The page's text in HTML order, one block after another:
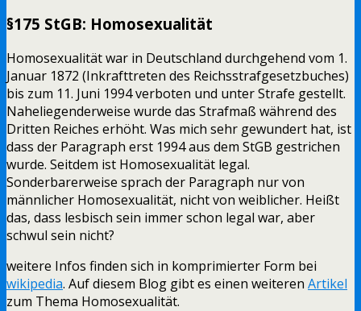
§175 StGB: Homosexualität
Homosexualität war in Deutschland durchgehend vom 1.
Januar 1872 (Inkrafttreten des Reichsstrafgesetzbuches)
bis zum 11. Juni 1994 verboten und unter Strafe gestellt.
Naheliegenderweise wurde das Strafmaß während des
Dritten Reiches erhöht. Was mich sehr gewundert hat, ist
dass der Paragraph erst 1994 aus dem StGB gestrichen
wurde. Seitdem ist Homosexualität legal.
Sonderbarerweise sprach der Paragraph nur von
männlicher Homosexualität, nicht von weiblicher. Heißt
das, dass lesbisch sein immer schon legal war, aber
schwul sein nicht?
weitere Infos finden sich in komprimierter Form bei
wikipedia. Auf diesem Blog gibt es einen weiteren Artikel
zum Thema Homosexualität.